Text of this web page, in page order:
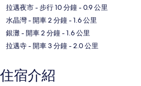
拉邁夜市- 步行 10 分鐘- 0.9 公里
水晶灣- 開車 2 分鐘- 1.6 公里
銀灘- 開車 2 分鐘- 1.6 公里
拉邁寺- 開車 3 分鐘- 2.0 公里
住宿介紹